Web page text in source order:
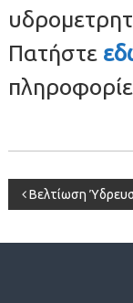
Πατήστε
Πλοήγηση
άρθρων
Βελτίωση